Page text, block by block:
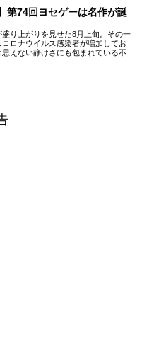
第74回ヨセゲーは名作が誕
盛り上がりを見せた8月上旬。その一
ロナウイルス感染者が増加してお
えない静けさにも包まれている不思